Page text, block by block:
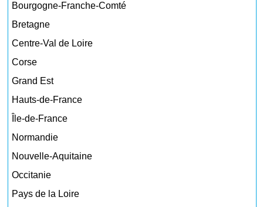
Bourgogne-Franche-Comté
Bretagne
Centre-Val de Loire
Corse
Grand Est
Hauts-de-France
Île-de-France
Normandie
Nouvelle-Aquitaine
Occitanie
Pays de la Loire